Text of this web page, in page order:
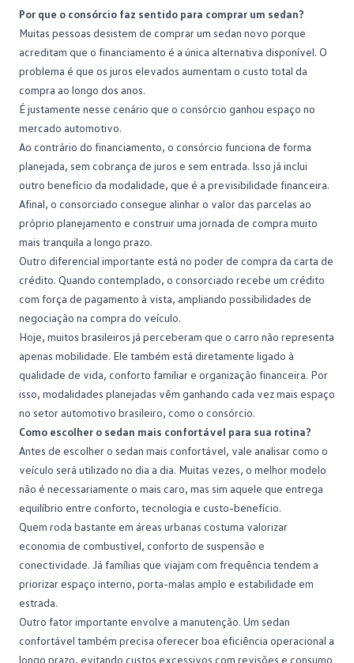
Por que o consórcio faz sentido para comprar um sedan?
Muitas pessoas desistem de comprar um sedan novo porque
acreditam que o financiamento é a única alternativa disponível. O
problema é que os juros elevados aumentam o custo total da
compra ao longo dos anos.
É justamente nesse cenário que o consórcio ganhou espaço no
mercado automotivo.
Ao contrário do financiamento, o consórcio funciona de forma
planejada, sem cobrança de juros e sem entrada. Isso já inclui
outro benefício da modalidade, que é a previsibilidade financeira.
Afinal, o consorciado consegue alinhar o valor das parcelas ao
próprio planejamento e construir uma jornada de compra muito
mais tranquila a longo prazo.
Outro diferencial importante está no poder de compra da carta de
crédito. Quando contemplado, o consorciado recebe um crédito
com força de pagamento à vista, ampliando possibilidades de
negociação na compra do veículo.
Hoje, muitos brasileiros já perceberam que o carro não representa
apenas mobilidade. Ele também está diretamente ligado à
qualidade de vida, conforto familiar e organização financeira. Por
isso, modalidades planejadas vêm ganhando cada vez mais espaço
no setor automotivo brasileiro, como o consórcio.
Como escolher o sedan mais confortável para sua rotina?
Antes de escolher o sedan mais confortável, vale analisar como o
veículo será utilizado no dia a dia. Muitas vezes, o melhor modelo
não é necessariamente o mais caro, mas sim aquele que entrega
equilíbrio entre conforto, tecnologia e custo-benefício.
Quem roda bastante em áreas urbanas costuma valorizar
economia de combustível, conforto de suspensão e
conectividade. Já famílias que viajam com frequência tendem a
priorizar espaço interno, porta-malas amplo e estabilidade em
estrada.
Outro fator importante envolve a manutenção. Um sedan
confortável também precisa oferecer boa eficiência operacional a
longo prazo, evitando custos excessivos com revisões e consumo